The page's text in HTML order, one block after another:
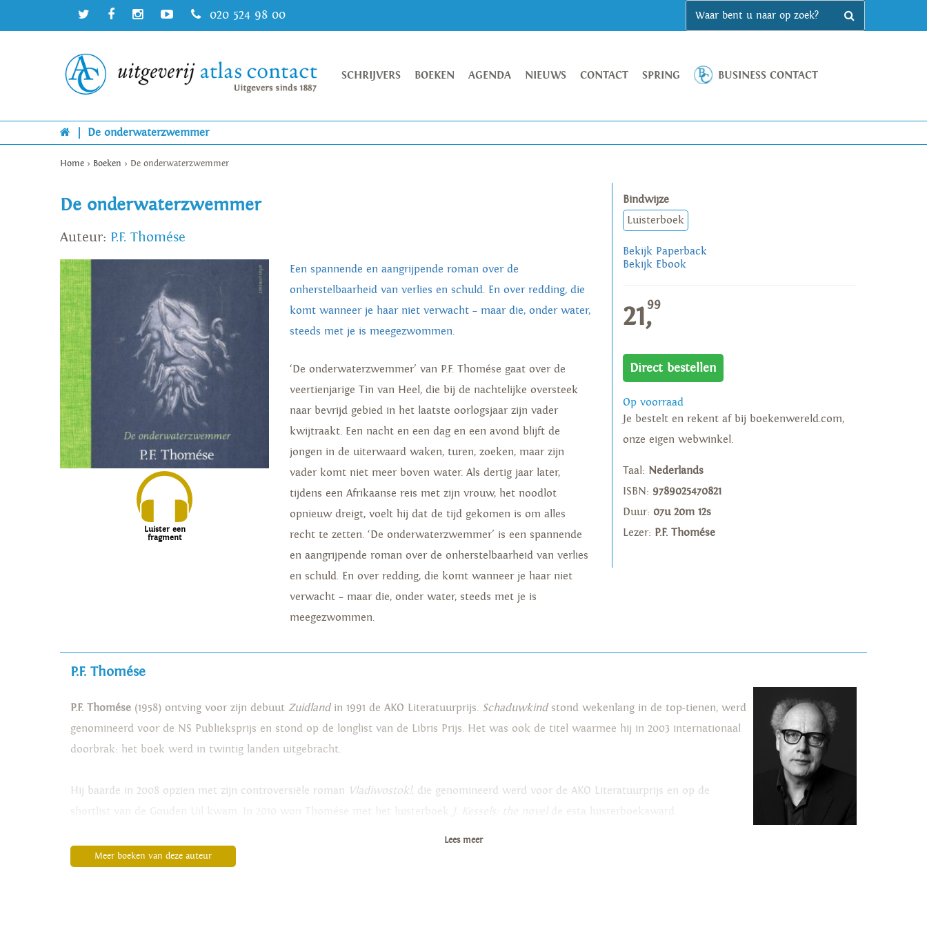
020 524 98 00
SCHRIJVERS BOEKEN AGENDA NIEUWS CONTACT SPRING BUSINESS CONTACT
De onderwaterzwemmer
Home > Boeken > De onderwaterzwemmer
De onderwaterzwemmer
Auteur: P.F. Thomése
Luister een
fragment
Een spannende en aangrijpende roman over de
onherstelbaarheid van verlies en schuld. En over redding, die
komt wanneer je haar niet verwacht – maar die, onder water,
steeds met je is meegezwommen.
‘De onderwaterzwemmer’ van P.F. Thomése gaat over de
veertienjarige Tin van Heel, die bij de nachtelijke oversteek
naar bevrijd gebied in het laatste oorlogsjaar zijn vader
kwijtraakt. Een nacht en een dag en een avond blijft de
jongen in de uiterwaard waken, turen, zoeken, maar zijn
vader komt niet meer boven water. Als dertig jaar later,
tijdens een Afrikaanse reis met zijn vrouw, het noodlot
opnieuw dreigt, voelt hij dat de tijd gekomen is om alles
recht te zetten. ‘De onderwaterzwemmer' is een spannende
en aangrijpende roman over de onherstelbaarheid van verlies
en schuld. En over redding, die komt wanneer je haar niet
verwacht – maar die, onder water, steeds met je is
meegezwommen.
Bindwijze
Luisterboek
Bekijk Paperback
Bekijk Ebook
21,99
Direct bestellen
Op voorraad
Je bestelt en rekent af bij boekenwereld.com,
onze eigen webwinkel.
Taal: Nederlands
ISBN: 9789025470821
Duur: 07u 20m 12s
Lezer: P.F. Thomése
P.F. Thomése
P.F. Thomése (1958) ontving voor zijn debuut Zuidlandin 1991 de AKO Literatuurprijs. Schaduwkindstond wekenlang in de top-tienen, werd
genomineerd voor de NS Publieksprijs en stond op de longlist van de Libris Prijs. Het was ook de titel waarmee hij in 2003 internationaal
doorbrak: het boek werd in twintig landen uitgebracht.
Hij baarde in 2008 opzien met zijn controversiële roman Vladiwostok!, die genomineerd werd voor de AKO Literatuurprijs en op de
(Foto: Annaleen Louwes)
Lees meer
Meer boeken van deze auteur